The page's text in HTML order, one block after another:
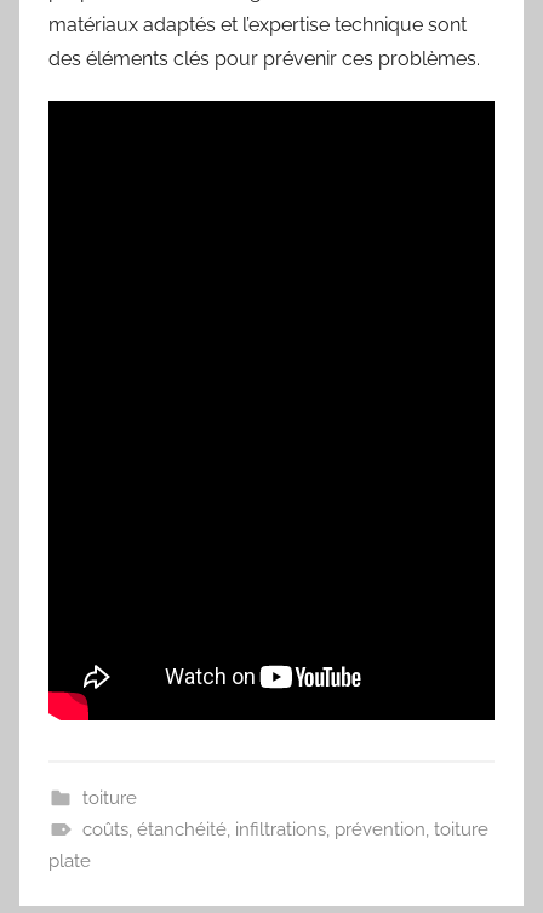
matériaux adaptés et l’expertise technique sont
des éléments clés pour prévenir ces problèmes.
toiture
coûts, étanchéité, infiltrations, prévention, toiture
plate